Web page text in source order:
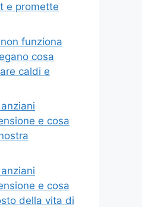
e promette
funziona
cosa
caldi e
e cosa
e cosa
della vita di